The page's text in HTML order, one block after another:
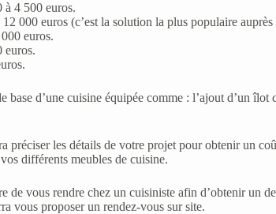
à 4 500 euros.
12 000 euros (c’est la solution la plus populaire
euros.
euros.
d’une cuisine équipée comme : l’ajout d’un
préciser les détails de votre projet pour obtenir un
différents meubles de cuisine.
de vous rendre chez un cuisiniste afin d’obtenir un
vous proposer un rendez-vous sur site.